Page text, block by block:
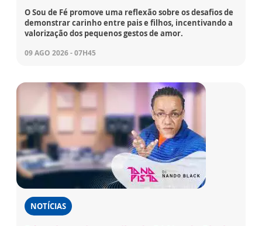
O Sou de Fé promove uma reflexão sobre os desafios de
demonstrar carinho entre pais e filhos, incentivando a
valorização dos pequenos gestos de amor.
09 AGO 2026 - 07H45
NOTÍCIAS